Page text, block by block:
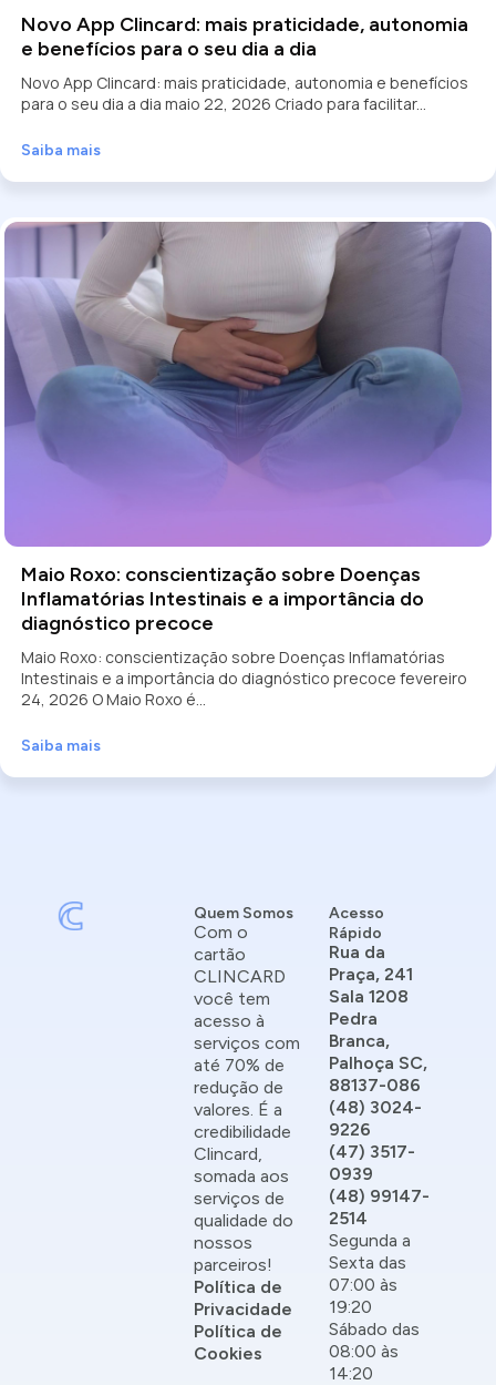
Novo App Clincard: mais praticidade, autonomia
e benefícios para o seu dia a dia
Novo App Clincard: mais praticidade, autonomia e benefícios
para o seu dia a dia maio 22, 2026 Criado para facilitar...
Saiba mais
Maio Roxo: conscientização sobre Doenças
Inflamatórias Intestinais e a importância do
diagnóstico precoce
Maio Roxo: conscientização sobre Doenças Inflamatórias
Intestinais e a importância do diagnóstico precoce fevereiro
24, 2026 O Maio Roxo é...
Saiba mais
Acesso
Rápido
Rua da
Praça, 241
Sala 1208
Pedra
Branca,
Palhoça SC,
88137-086
(48) 3024-
9226
(47) 3517-
0939
(48) 99147-
2514
Segunda a
Sexta das
07:00 às
19:20
Sábado das
08:00 às
14:20
Quem Somos
Com o
cartão
CLINCARD
você tem
acesso à
serviços com
até 70% de
redução de
valores. É a
credibilidade
Clincard,
somada aos
serviços de
qualidade do
nossos
parceiros!
Política de
Privacidade
Política de
Cookies